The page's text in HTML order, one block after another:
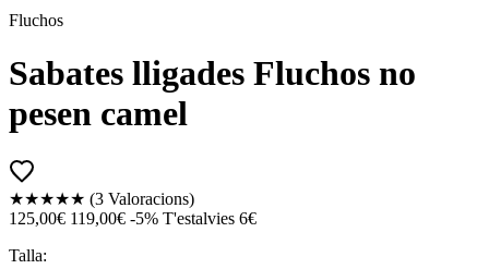
Fluchos
Sabates lligades Fluchos no
pesen camel
★★★★★ (3 Valoracions)
125,00€ 119,00€ -5% T'estalvies 6€
Talla: